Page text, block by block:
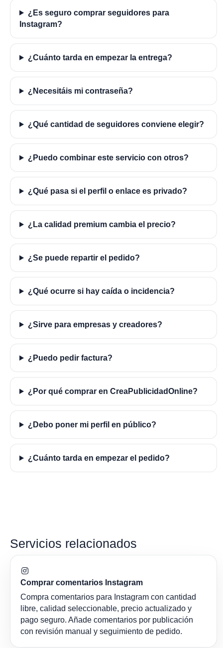
¿Es seguro comprar seguidores para
Instagram?
¿Cuánto tarda en empezar la entrega?
¿Necesitáis mi contraseña?
¿Qué cantidad de seguidores conviene elegir?
¿Puedo combinar este servicio con otros?
¿Qué pasa si el perfil o enlace es privado?
¿La calidad premium cambia el precio?
¿Se puede repartir el pedido?
¿Qué ocurre si hay caída o incidencia?
¿Sirve para empresas y creadores?
¿Puedo pedir factura?
¿Por qué comprar en CreaPublicidadOnline?
¿Debo poner mi perfil en público?
¿Cuánto tarda en empezar el pedido?
Servicios relacionados
Comprar comentarios Instagram
Compra comentarios para Instagram con cantidad
libre, calidad seleccionable, precio actualizado y
pago seguro. Añade comentarios por publicación
con revisión manual y seguimiento de pedido.